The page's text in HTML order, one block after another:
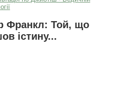
Франкл: Той, що
істину...